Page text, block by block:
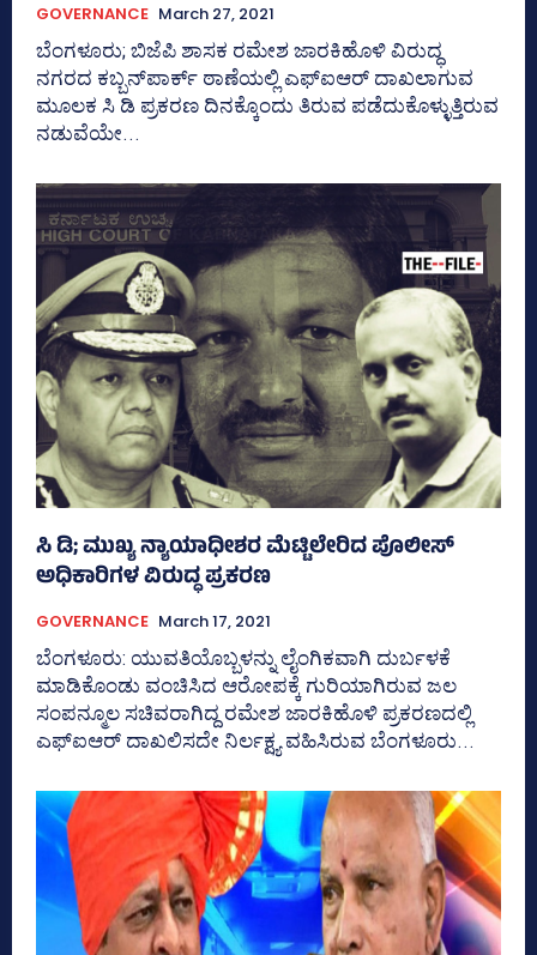
GOVERNANCE March 27, 2021
ಬೆಂಗಳೂರು; ಬಿಜೆಪಿ ಶಾಸಕ ರಮೇಶ ಜಾರಕಿಹೊಳಿ ವಿರುದ್ಧ
ನಗರದ ಕಬ್ಬನ್‌ಪಾರ್ಕ್ ಠಾಣೆಯಲ್ಲಿ ಎಫ್‌ಐಆರ್‌ ದಾಖಲಾಗುವ
ಮೂಲಕ ಸಿ ಡಿ ಪ್ರಕರಣ ದಿನಕ್ಕೊಂದು ತಿರುವ ಪಡೆದುಕೊಳ್ಳುತ್ತಿರುವ
ನಡುವೆಯೇ...
ಸಿ ಡಿ; ಮುಖ್ಯ ನ್ಯಾಯಾಧೀಶರ ಮೆಟ್ಟಿಲೇರಿದ ಪೊಲೀಸ್‌
ಅಧಿಕಾರಿಗಳ ವಿರುದ್ಧ ಪ್ರಕರಣ
GOVERNANCE March 17, 2021
ಬೆಂಗಳೂರು: ಯುವತಿಯೊಬ್ಬಳನ್ನು ಲೈಂಗಿಕವಾಗಿ ದುರ್ಬಳಕೆ
ಮಾಡಿಕೊಂಡು ವಂಚಿಸಿದ ಆರೋಪಕ್ಕೆ ಗುರಿಯಾಗಿರುವ ಜಲ
ಸಂಪನ್ಮೂಲ ಸಚಿವರಾಗಿದ್ದ ರಮೇಶ ಜಾರಕಿಹೊಳಿ ಪ್ರಕರಣದಲ್ಲಿ
ಎಫ್‌ಐಆರ್‌ ದಾಖಲಿಸದೇ ನಿರ್ಲಕ್ಷ್ಯ ವಹಿಸಿರುವ ಬೆಂಗಳೂರು...